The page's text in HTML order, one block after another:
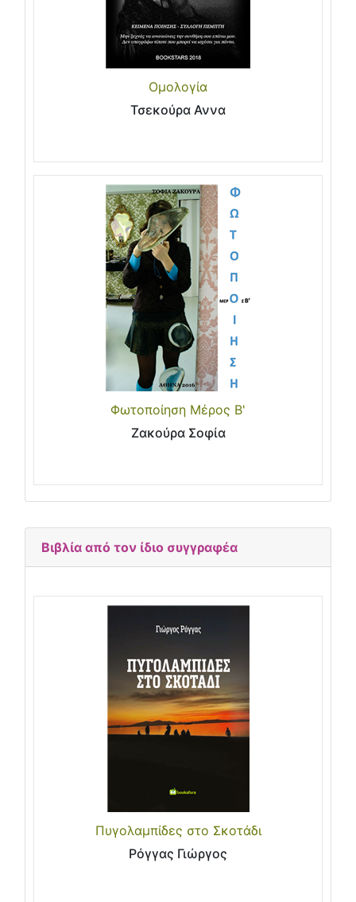
Ομολογία
Τσεκούρα Αννα
Φωτοποίηση Μέρος Β'
Ζακούρα Σοφία
Βιβλία από τον ίδιο συγγραφέα
Πυγολαμπίδες στο Σκοτάδι
Ρόγγας Γιώργος